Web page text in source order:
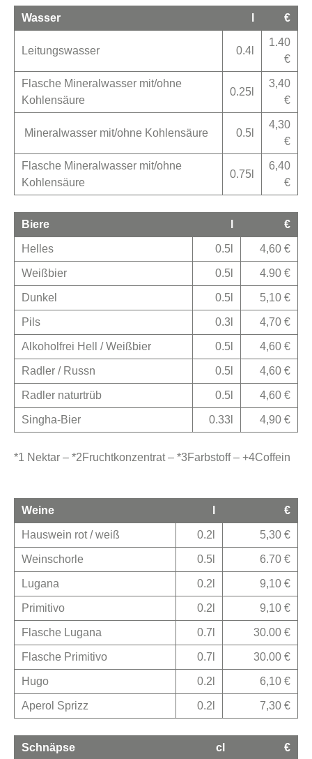
Wasser €
Leitungswasser 0.4l
1.40
€
Flasche Mineralwasser mit/ohne
Kohlensäure
0.25l
3,40
€
Mineralwasser mit/ohne Kohlensäure 0.5l
4,30
€
Flasche Mineralwasser mit/ohne
Kohlensäure
0.75l
6,40
€
Biere €
Helles 0.5l 4,60 €
Weißbier 0.5l 4.90 €
Dunkel 0.5l 5,10 €
Pils 0.3l 4,70 €
Alkoholfrei Hell / Weißbier 0.5l 4,60 €
Radler / Russn 0.5l 4,60 €
Radler naturtrüb 0.5l 4,60 €
Singha-Bier 0.33l 4,90 €
*1 Nektar – *2Fruchtkonzentrat – *3Farbstoff – +4Coffein
Weine €
Hauswein rot / weiß 0.2l 5,30 €
Weinschorle 0.5l 6.70 €
Lugana 0.2l 9,10 €
Primitivo 0.2l 9,10 €
Flasche Lugana 0.7l 30.00 €
Flasche Primitivo 0.7l 30.00 €
Hugo 0.2l 6,10 €
Aperol Sprizz 0.2l 7,30 €
Schnäpse cl €